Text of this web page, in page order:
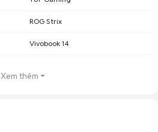
ROG Strix
Vivobook 14
Xem thêm